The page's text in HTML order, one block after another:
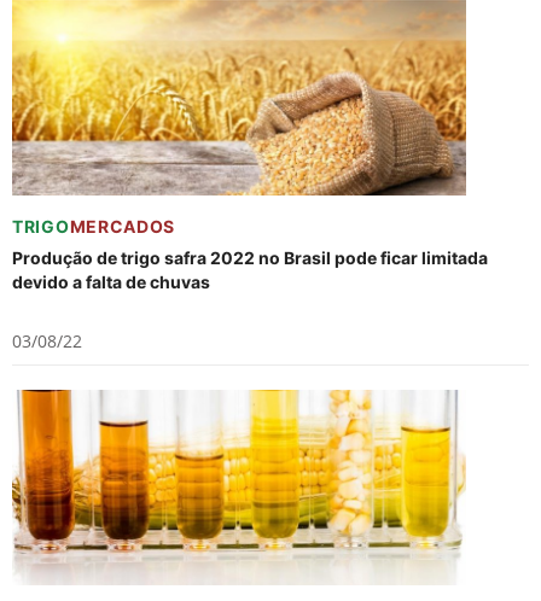
TRIGOMERCADOS
Produção de trigo safra 2022 no Brasil pode ficar limitada
devido a falta de chuvas
03/08/22